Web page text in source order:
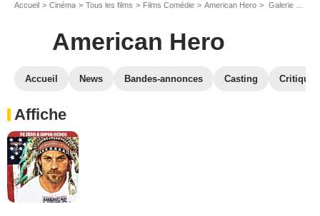
Accueil Cinéma Tous les films Films Comédie American Hero Galerie photos du film American Hero
American Hero
Accueil News Bandes-annonces Casting
Affiche